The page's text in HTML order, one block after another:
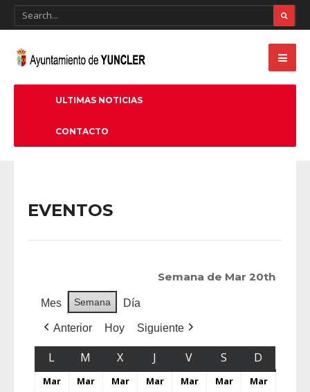
ULTIMAS NOTICIAS
CONTACTO
EVENTOS
Semana de Mar 20th
Mes Semana Día
Anterior Hoy Siguiente
L M X J V S D
Mar
Mar
Mar
Mar
Mar
Mar
Mar